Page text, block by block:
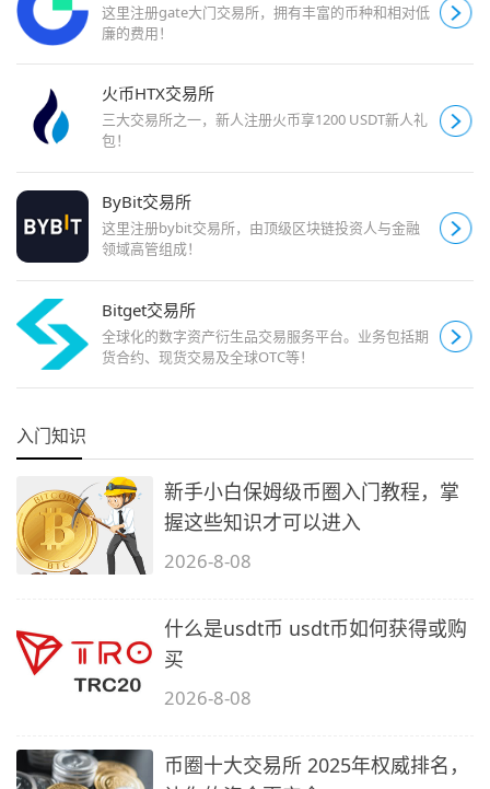
这里注册gate大门交易所，拥有丰富的币种和相对低
廉的费用！
火币HTX交易所
三大交易所之一，新人注册火币享1200 USDT新人礼
包！
ByBit交易所
这里注册bybit交易所，由顶级区块链投资人与金融
领域高管组成！
Bitget交易所
全球化的数字资产衍生品交易服务平台。业务包括期
货合约、现货交易及全球OTC等！
入门知识
新手小白保姆级币圈入门教程，掌
握这些知识才可以进入
2026-8-08
什么是usdt币 usdt币如何获得或购
买
2026-8-08
币圈十大交易所 2025年权威排名，